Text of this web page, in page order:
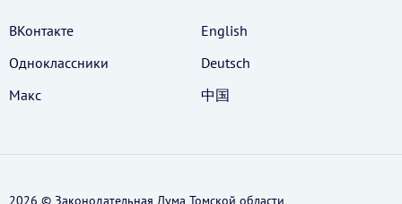
ВКонтакте
Одноклассники
Макс
English
Deutsch
中国
2026 © Законодательная Дума Томской области